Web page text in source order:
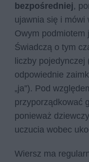
bezpośredniej,
ujawnia się i mówi
Owym podmiotem
Świadczą o tym
liczby pojedynczej
odpowiednie zaimki
„ja”). Pod
przyporządkować
ponieważ
uczucia wobec
Wiersz ma